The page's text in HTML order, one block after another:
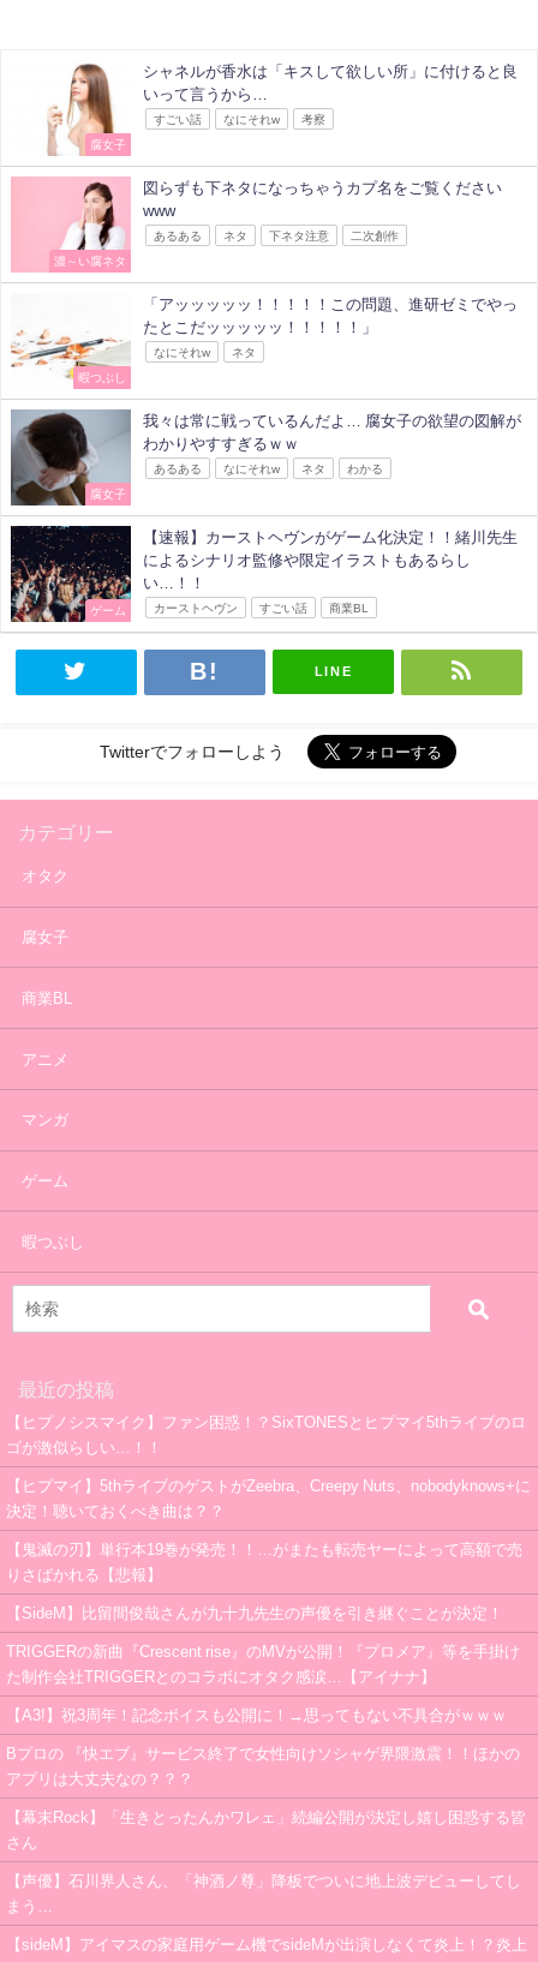
腐女子
シャネルが香水は「キスして欲しい所」に付けると良
いって言うから…
すごい話 なにそれw 考察
濃～い腐ネタ
図らずも下ネタになっちゃうカプ名をご覧ください
www
あるある ネタ 下ネタ注意 二次創作
暇つぶし
「アッッッッッ！！！！！この問題、進研ゼミでやっ
たとこだッッッッッ！！！！！」
なにそれw ネタ
腐女子
我々は常に戦っているんだよ… 腐女子の欲望の図解が
わかりやすすぎるｗｗ
あるある なにそれw ネタ わかる
ゲーム
【速報】カーストヘヴンがゲーム化決定！！緒川先生
によるシナリオ監修や限定イラストもあるらし
い…！！
カーストヘヴン すごい話 商業BL
LINE
Twitterでフォローしよう
カテゴリー
オタク
腐女子
商業BL
アニメ
マンガ
ゲーム
暇つぶし
最近の投稿
【ヒプノシスマイク】ファン困惑！？SixTONESとヒプマイ5thライブのロ
ゴが激似らしい…！！
【ヒプマイ】5thライブのゲストがZeebra、Creepy Nuts、nobodyknows+に
決定！聴いておくべき曲は？？
【鬼滅の刃】単行本19巻が発売！！…がまたも転売ヤーによって高額で売
りさばかれる【悲報】
【SideM】比留間俊哉さんが九十九先生の声優を引き継ぐことが決定！
TRIGGERの新曲『Crescent rise』のMVが公開！『プロメア』等を手掛け
た制作会社TRIGGERとのコラボにオタク感涙…【アイナナ】
【A3!】祝3周年！記念ボイスも公開に！→思ってもない不具合がｗｗｗ
Bプロの 『快エブ』サービス終了で女性向けソシャゲ界隈激震！！ほかの
アプリは大丈夫なの？？？
【幕末Rock】「生きとったんかワレェ」続編公開が決定し嬉し困惑する皆
さん
【声優】石川界人さん、「神酒ノ尊」降板でついに地上波デビューしてし
まう…
【sideM】アイマスの家庭用ゲーム機でsideMが出演しなくて炎上！？炎上